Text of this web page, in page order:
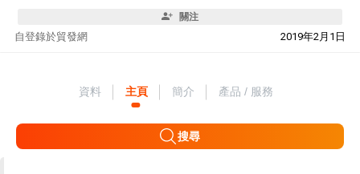
關注
自 2019年2月1日
登錄於貿發網
資料 主頁 簡介 產品 / 服務
搜尋